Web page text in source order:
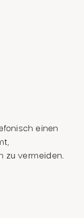
einen
zu vermeiden.